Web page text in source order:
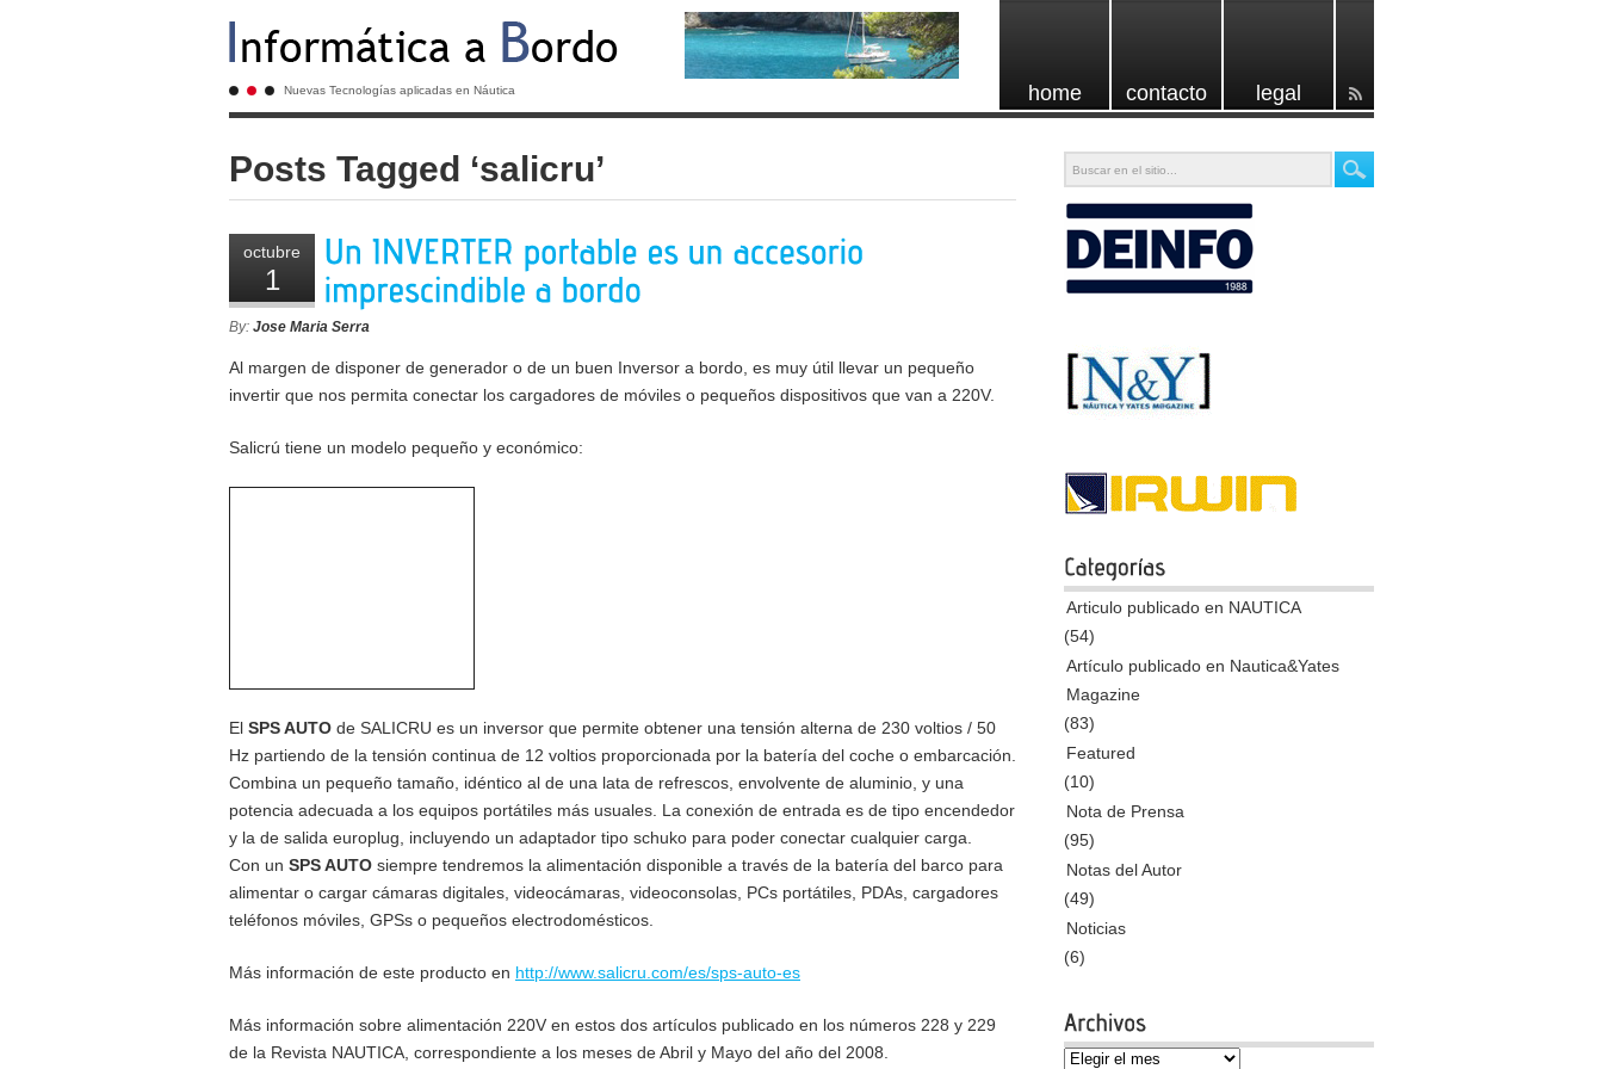
Nuevas Tecnologías aplicadas en Náutica home contacto legal
Posts Tagged ‘salicru’
octubre
1
By: Jose Maria Serra
Al margen de disponer de generador o de un buen Inversor a bordo, es muy útil llevar un pequeño
invertir que nos permita conectar los cargadores de móviles o pequeños dispositivos que van a 220V.
Salicrú tiene un modelo pequeño y económico:
El SPS AUTO de SALICRU es un inversor que permite obtener una tensión alterna de 230 voltios / 50
Hz partiendo de la tensión continua de 12 voltios proporcionada por la batería del coche o embarcación.
Combina un pequeño tamaño, idéntico al de una lata de refrescos, envolvente de aluminio, y una
potencia adecuada a los equipos portátiles más usuales. La conexión de entrada es de tipo encendedor
y la de salida europlug, incluyendo un adaptador tipo schuko para poder conectar cualquier carga.
Con un SPS AUTO siempre tendremos la alimentación disponible a través de la batería del barco para
alimentar o cargar cámaras digitales, videocámaras, videoconsolas, PCs portátiles, PDAs, cargadores
teléfonos móviles, GPSs o pequeños electrodomésticos.
Más información de este producto en http://www.salicru.com/es/sps-auto-es
Más información sobre alimentación 220V en estos dos artículos publicado en los números 228 y 229
de la Revista NAUTICA, correspondiente a los meses de Abril y Mayo del año del 2008.
Articulo publicado en NAUTICA
(54)
Artículo publicado en Nautica&Yates
Magazine
(83)
Featured
(10)
Nota de Prensa
(95)
Notas del Autor
(49)
Noticias
(6)
Archivos